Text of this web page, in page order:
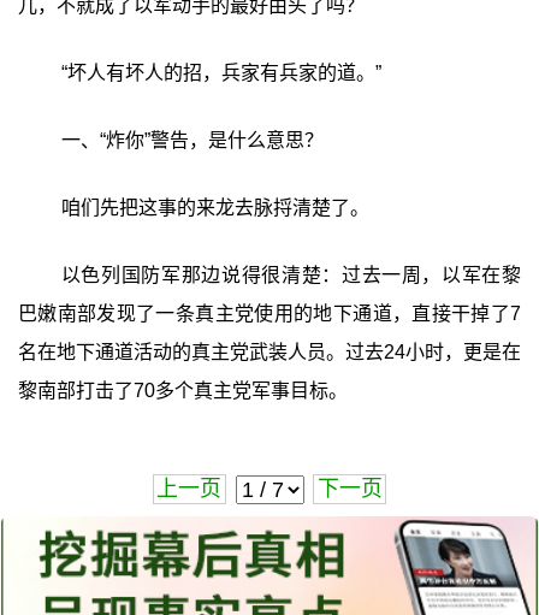
儿，不就成了以军动手的最好由头了吗？
“坏人有坏人的招，兵家有兵家的道。”
一、“炸你”警告，是什么意思？
咱们先把这事的来龙去脉捋清楚了。
以色列国防军那边说得很清楚：过去一周，以军在黎
巴嫩南部发现了一条真主党使用的地下通道，直接干掉了7
名在地下通道活动的真主党武装人员。过去24小时，更是在
黎南部打击了70多个真主党军事目标。
上一页 下一页